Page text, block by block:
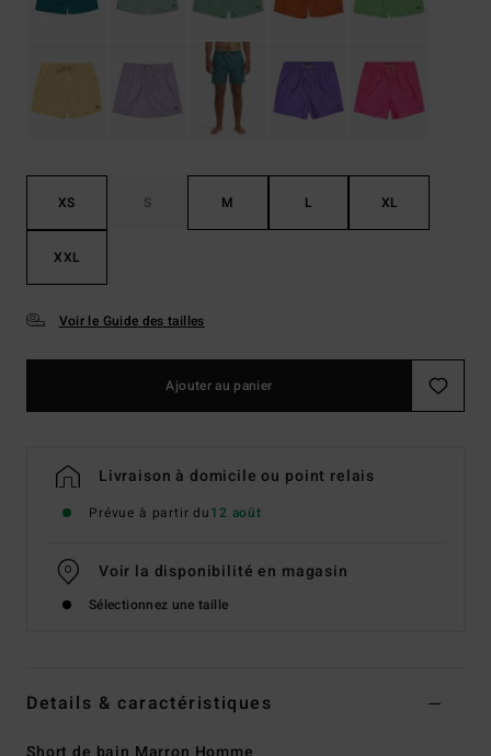
XS S M L XL
XXL
Voir le Guide des tailles
Ajouter au panier
Livraison à domicile ou point relais
Prévue à partir du12 août
Voir la disponibilité en magasin
Sélectionnez une taille
Details & caractéristiques